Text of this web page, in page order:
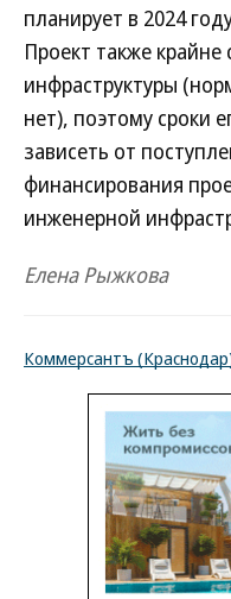
планирует в 2024
Проект также
инфраструктуры
нет), поэтому сроки
зависеть от
финансирования
инженерной
Елена Рыжкова
Коммерсантъ